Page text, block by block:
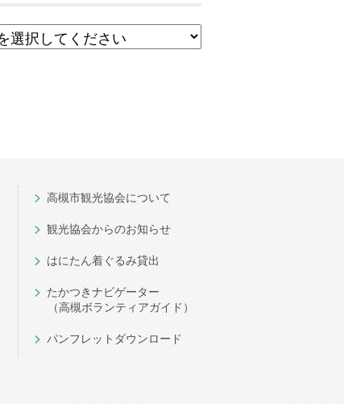
高槻市観光協会について
観光協会からのお知らせ
はにたん着ぐるみ貸出
たかつきナビゲーター
（高槻ボランティアガイド）
パンフレットダウンロード